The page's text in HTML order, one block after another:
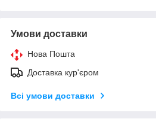
Умови доставки
Нова Пошта
Доставка кур'єром
Всі умови доставки